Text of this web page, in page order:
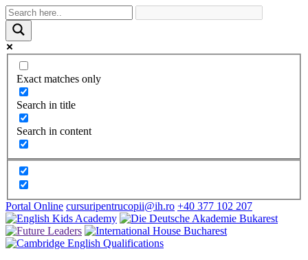
Exact matches only
Search in title
Search in content
Portal Online cursuripentrucopii@ih.ro +40 377 102 207